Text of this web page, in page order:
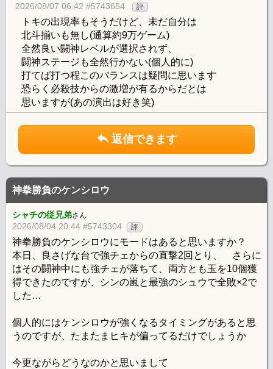
2026/08/07 06:42 #5743654 評
トキの出現率もそうだけど、未だ自分は
北斗揃いも無し(通算約9万ゲーム)
全然良い闘神レベルが選択されず、
闘神ステージも全然行かない(個人的に)
打てば打つ程このバランスは疑問に思います
恐らく必殺技からの激増が有るからだとは
思いますが(あの演出は好き笑)
返信できます
神拳勝負のケンシロウ
シャチの従兄弟さん
2026/08/04 20:44 #5743304 評
神拳勝負のケンシロウにモードはあると思いますか？
本日、良さげな台で強チェからの直撃2回とり、 さらに
はその闘神中にも強チェが落ちて、両方とも玉を10個獲
得できたのですが、シンの嵐と最強のシュウで全敗×2で
した…
個人的にはケンシロウが強くなるタイミングがあると思
うのですが、たまたまヒキが偏ってるだけでしょうか
今更ながらどうなのかと思いまして